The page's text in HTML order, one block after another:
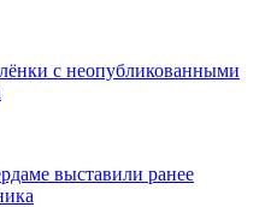
с неопубликованными
выставили ранее